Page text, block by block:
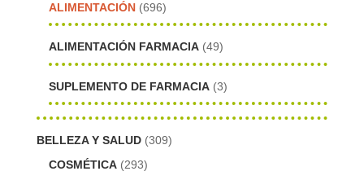
ALIMENTACIÓN (696)
ALIMENTACIÓN FARMACIA (49)
SUPLEMENTO DE FARMACIA (3)
BELLEZA Y SALUD (309)
COSMÉTICA (293)